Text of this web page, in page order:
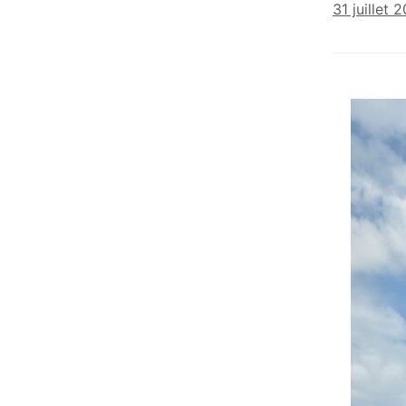
31 juillet